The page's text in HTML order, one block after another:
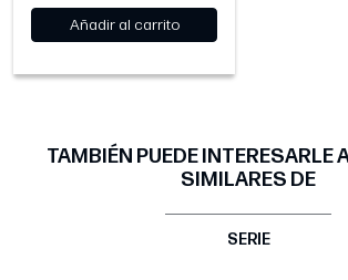
Añadir al carrito
TAMBIÉN PUEDE INTERESARLE
SIMILARES DE
SERIE